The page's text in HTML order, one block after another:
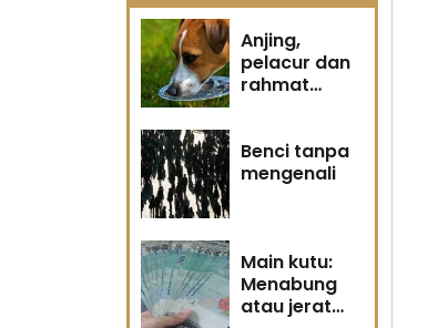
Anjing,
pelacur dan
rahmat
Benci tanpa
mengenali
Main kutu:
Menabung
atau jerat